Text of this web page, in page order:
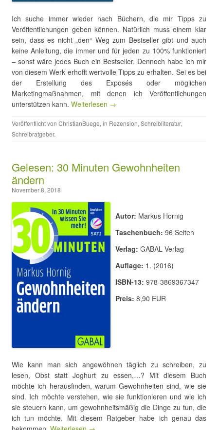
Ich suche immer wieder nach Büchern, die mir Tipps zu
Veröffentlichungen geben können. Natürlich muss einem klar
sein, dass es nicht „den“ Weg zum Bestseller gibt und auch
keine Anleitung, die immer und für jeden zu 100% funktioniert
– sonst wäre jedes Buch ein Bestseller. Dennoch habe ich mir
von diesem Werk erhofft wertvolle Tipps zu erhalten. Sei es bei
der Erstellung des Exposés oder möglichen
Marketingmaßnahmen, mit denen ich Veröffentlichungen
unterstützen kann. Weiterlesen →
Veröffentlicht von ChristianBuege, in Rezension, Schreibliteratur,
Schreibratgeber.
Gelesen: 30 Minuten Gewohnheiten
ändern
November 8, 2018
Autor: Markus Hornig
Taschenbuch: 96 Seiten
Verlag: GABAL Verlag
Auflage: 1. (2016)
ISBN-13: 978-3869367347
Preis: 8,90 EUR
Wie kann man sich angewöhnen täglich zu schreiben, zu
lesen, Obst statt Joghurt zu essen,…? Mit diesem Buch
möchte ich herausfinden, warum Gewohnheiten sind, wie sie
sind. Ich möchte verstehen, wie sie funktionieren und wie ich
sie steuern kann, um gewohnheitsmäßig die Dinge zu tun, die
ich tun möchte. Mit diesem Ratgeber habe ich genau das